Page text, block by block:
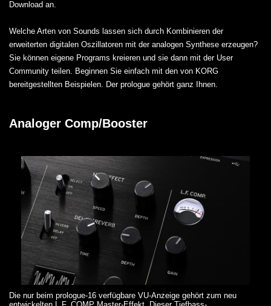
Download an.
Welche Arten von Sounds lassen sich durch Kombinieren der
erweiterten digitalen Oszillatoren mit der analogen Synthese erzeugen?
Sie können eigene Programs kreieren und sie dann mit der User
Community teilen. Beginnen Sie einfach mit den von KORG
bereitgestellten Beispielen. Der prologue gehört ganz Ihnen.
Analoger Comp/Booster
Die nur beim prologue-16 verfügbare VU-Anzeige gehört zum neu